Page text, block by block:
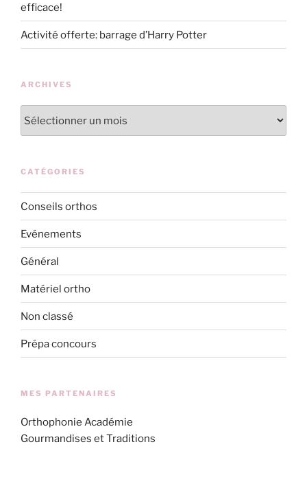
efficace!
Activité offerte: barrage d’Harry Potter
ARCHIVES
CATÉGORIES
Conseils orthos
Evénements
Général
Matériel ortho
Non classé
Prépa concours
MES PARTENAIRES
Orthophonie Académie
Gourmandises et Traditions